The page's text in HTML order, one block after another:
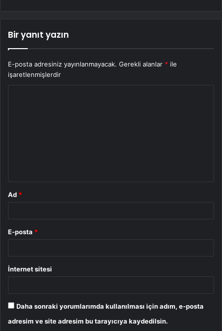
Bir yanıt yazın
E-posta adresiniz yayınlanmayacak. Gerekli alanlar * ile
işaretlenmişlerdir
Ad *
E-posta *
İnternet sitesi
Daha sonraki yorumlarımda kullanılması için adım, e-posta
adresim ve site adresim bu tarayıcıya kaydedilsin.